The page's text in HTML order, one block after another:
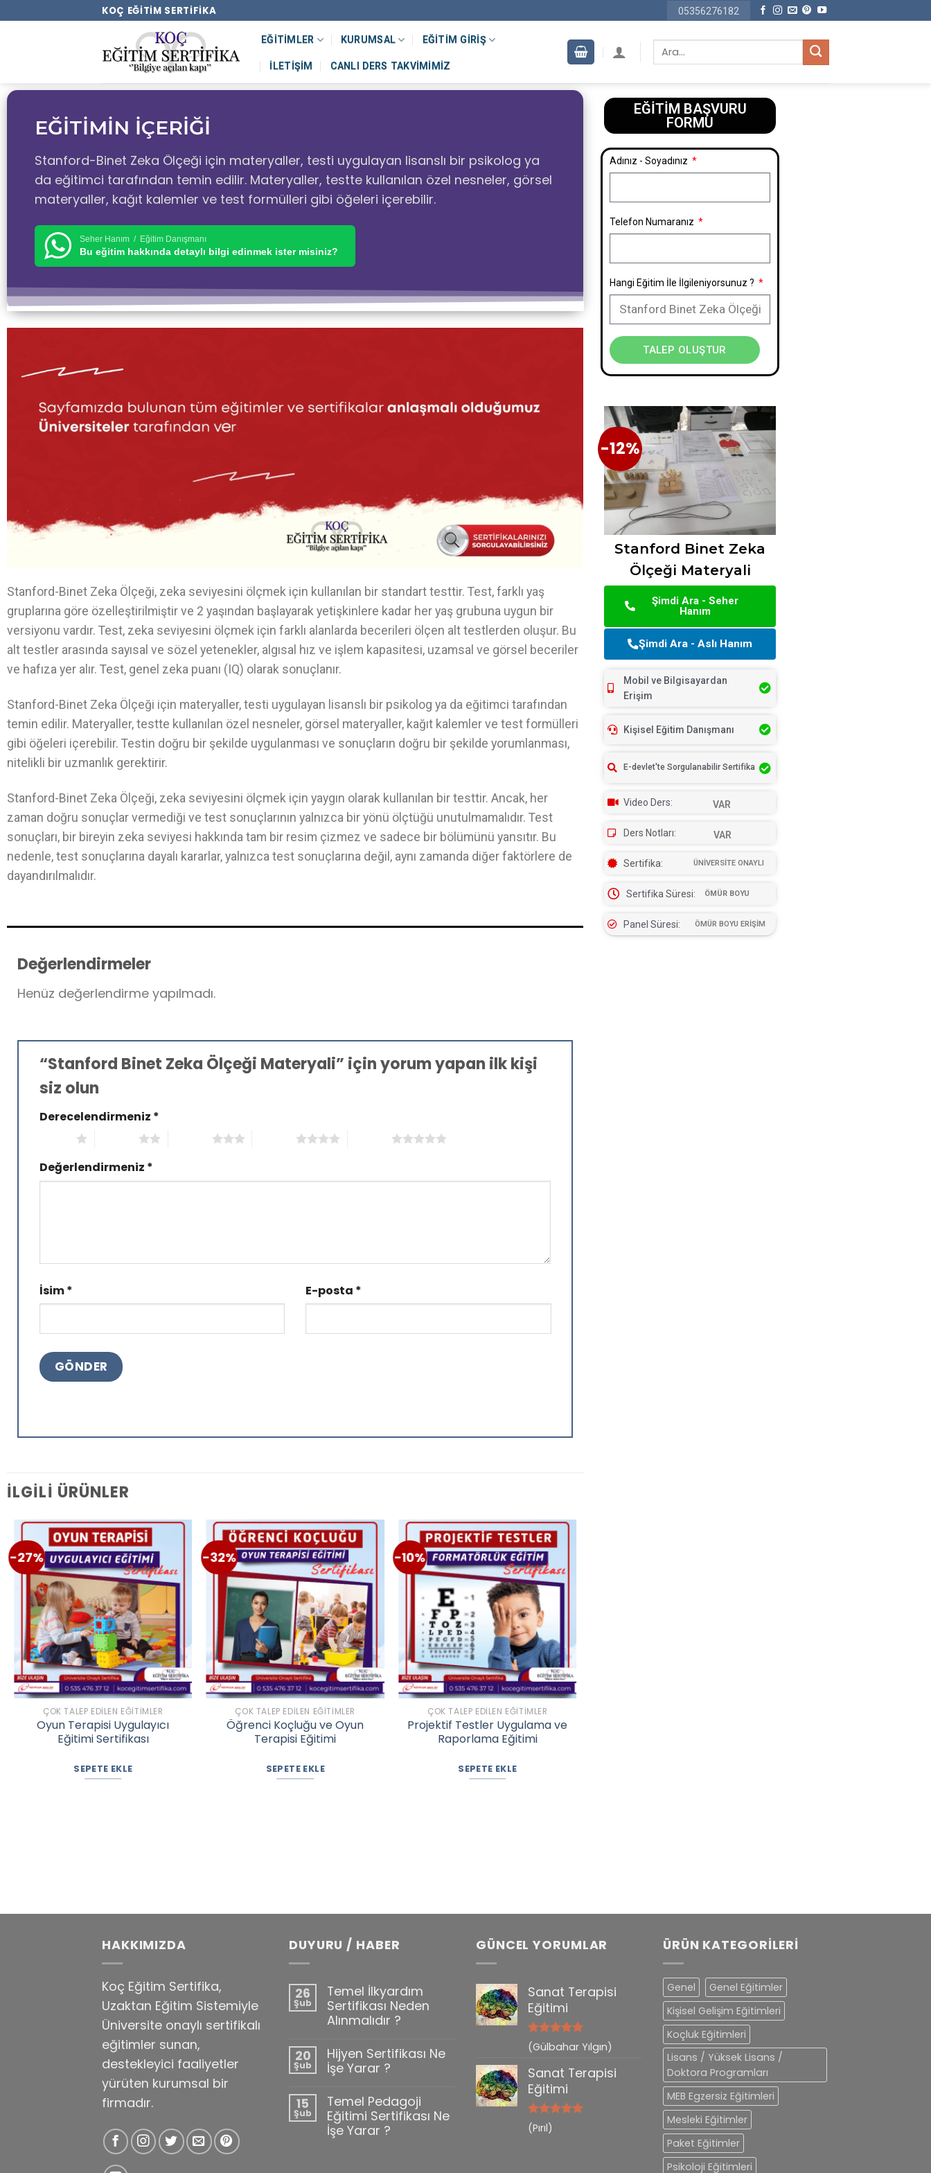
KOÇ EĞITIM SERTIFIKA 05356276182
EĞITIMLER KURUMSAL EĞITIM GIRIŞ
İLETIŞIM CANLI DERS TAKVIMIMIZ
EĞİTİMİN İÇERİĞİ
Stanford-Binet Zeka Ölçeği için materyaller, testi uygulayan lisanslı bir psikolog ya
da eğitimci tarafından temin edilir. Materyaller, testte kullanılan özel nesneler, görsel
materyaller, kağıt kalemler ve test formülleri gibi öğeleri içerebilir.
Seher Hanım / Eğitim Danışmanı
Bu eğitim hakkında detaylı bilgi edinmek ister misiniz?
Stanford-Binet Zeka Ölçeği, zeka seviyesini ölçmek için kullanılan bir standart testtir. Test, farklı yaş
gruplarına göre özelleştirilmiştir ve 2 yaşından başlayarak yetişkinlere kadar her yaş grubuna uygun bir
versiyonu vardır. Test, zeka seviyesini ölçmek için farklı alanlarda becerileri ölçen alt testlerden oluşur. Bu
alt testler arasında sayısal ve sözel yetenekler, algısal hız ve işlem kapasitesi, uzamsal ve görsel beceriler
ve hafıza yer alır. Test, genel zeka puanı (IQ) olarak sonuçlanır.
Stanford-Binet Zeka Ölçeği için materyaller, testi uygulayan lisanslı bir psikolog ya da eğitimci tarafından
temin edilir. Materyaller, testte kullanılan özel nesneler, görsel materyaller, kağıt kalemler ve test formülleri
gibi öğeleri içerebilir. Testin doğru bir şekilde uygulanması ve sonuçların doğru bir şekilde yorumlanması,
nitelikli bir uzmanlık gerektirir.
Stanford-Binet Zeka Ölçeği, zeka seviyesini ölçmek için yaygın olarak kullanılan bir testtir. Ancak, her
zaman doğru sonuçlar vermediği ve test sonuçlarının yalnızca bir yönü ölçtüğü unutulmamalıdır. Test
sonuçları, bir bireyin zeka seviyesi hakkında tam bir resim çizmez ve sadece bir bölümünü yansıtır. Bu
nedenle, test sonuçlarına dayalı kararlar, yalnızca test sonuçlarına değil, aynı zamanda diğer faktörlere de
dayandırılmalıdır.
Değerlendirmeler
Henüz değerlendirme yapılmadı.
“Stanford Binet Zeka Ölçeği Materyali” için yorum yapan ilk kişi
siz olun
Derecelendirmeniz *
Değerlendirmeniz *
İsim* E-posta *
İLGILI ÜRÜNLER
-27%
ÇOK TALEP EDILEN EĞITIMLER
Oyun Terapisi Uygulayıcı
Eğitimi Sertifikası
SEPETE EKLE
-32%
ÇOK TALEP EDILEN EĞITIMLER
Öğrenci Koçluğu ve Oyun
Terapisi Eğitimi
SEPETE EKLE
-10%
ÇOK TALEP EDILEN EĞITIMLER
Projektif Testler Uygulama ve
Raporlama Eğitimi
SEPETE EKLE
EĞİTİM BAŞVURU
FORMU​
Adınız - Soyadınız
Telefon Numaranız
Hangi Eğitim İle İlgileniyorsunuz ?
TALEP OLUŞTUR
-12%
-12%
Stanford Binet Zeka
Ölçeği Materyali
Şimdi Ara - Seher
Hanım
Şimdi Ara - Aslı Hanım
Mobil ve Bilgisayardan
Erişim
Kişisel Eğitim Danışmanı
E-devlet'te Sorgulanabilir Sertifika
Video Ders: VAR
Ders Notları: VAR
Sertifika: ÜNİVERSİTE ONAYLI
Sertifika Süresi: ÖMÜR BOYU
Panel Süresi: ÖMÜR BOYU ERİŞİM
HAKKIMIZDA
Koç Eğitim Sertifika,
Uzaktan Eğitim Sistemiyle
Üniversite onaylı sertifikalı
eğitimler sunan,
destekleyici faaliyetler
yürüten kurumsal bir
firmadır.
DUYURU / HABER
26
Şub
Temel İlkyardım
Sertifikası Neden
Alınmalıdır ?
20
Şub
Hijyen Sertifikası Ne
İşe Yarar ?
15
Şub
Temel Pedagoji
Eğitimi Sertifikası Ne
İşe Yarar ?
GÜNCEL YORUMLAR
Sanat Terapisi
Eğitimi
5 üzerinden
5
(Gülbahar Yılgın)
Sanat Terapisi
Eğitimi
5 üzerinden
5
oy aldı
(Pırıl)
ÜRÜN KATEGORILERI
Genel
Genel Eğitimler
Kişisel Gelişim Eğitimleri
Koçluk Eğitimleri
Lisans / Yüksek Lisans /
Doktora Programları
MEB Egzersiz Eğitimleri
Mesleki Eğitimler
Paket Eğitimler
Psikoloji Eğitimleri